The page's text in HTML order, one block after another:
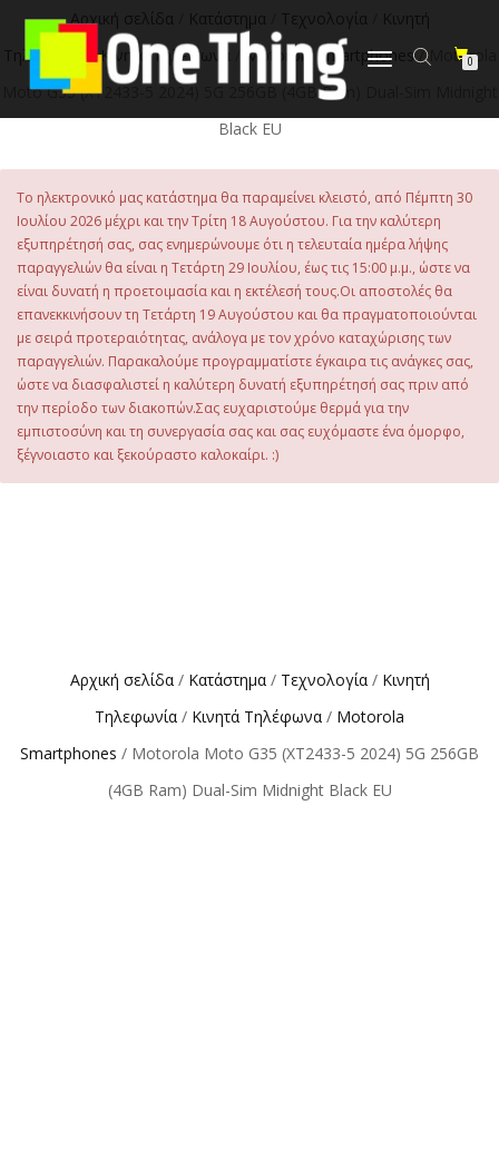
περιεχόμενο
Εναλλαγή
0
Αρχική σελίδα Κατάστημα Τεχνολογία
Κινητή
Τηλεφωνία
/Κινητά Τηλέφωνα Motorola Smartphones/ Motorola
Moto G35 (XT2433-5 2024) 5G 256GB (4GB Ram) Dual-Sim Midnight
Black EU
Το ηλεκτρονικό μας κατάστημα θα παραμείνει κλειστό, από Πέμπτη 30
Ιουλίου 2026 μέχρι και την Τρίτη 18 Αυγούστου. Για την καλύτερη
εξυπηρέτησή σας, σας ενημερώνουμε ότι η τελευταία ημέρα λήψης
παραγγελιών θα είναι η Τετάρτη 29 Ιουλίου, έως τις 15:00 μ.μ., ώστε να
είναι δυνατή η προετοιμασία και η εκτέλεσή τους.Οι αποστολές θα
επανεκκινήσουν τη Τετάρτη 19 Αυγούστου και θα πραγματοποιούνται
με σειρά προτεραιότητας, ανάλογα με τον χρόνο καταχώρισης των
παραγγελιών. Παρακαλούμε προγραμματίστε έγκαιρα τις ανάγκες σας,
ώστε να διασφαλιστεί η καλύτερη δυνατή εξυπηρέτησή σας πριν από
την περίοδο των διακοπών.Σας ευχαριστούμε θερμά για την
εμπιστοσύνη και τη συνεργασία σας και σας ευχόμαστε ένα όμορφο,
ξέγνοιαστο και ξεκούραστο καλοκαίρι. :)
Αρχική σελίδα/ Κατάστημα/ Τεχνολογία/ Κινητή
Τηλεφωνία / Κινητά Τηλέφωνα / Motorola
Smartphones / Motorola Moto G35 (XT2433-5 2024) 5G 256GB
(4GB Ram) Dual-Sim Midnight Black EU